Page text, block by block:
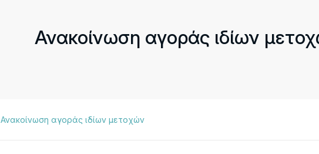
Ανακοίνωση αγοράς ιδίων
Ανακοίνωση αγοράς ιδίων μετοχών